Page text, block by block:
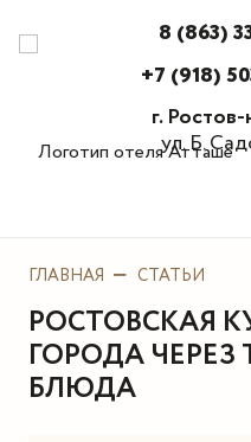
8 (863)
+7 (918)
г.
ул. Б.
ГЛАВНАЯ СТАТЬИ
РОСТОВСКАЯ
ГОРОДА
БЛЮДА